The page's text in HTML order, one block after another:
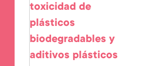
toxicidad de
plásticos
biodegradables y
aditivos plásticos